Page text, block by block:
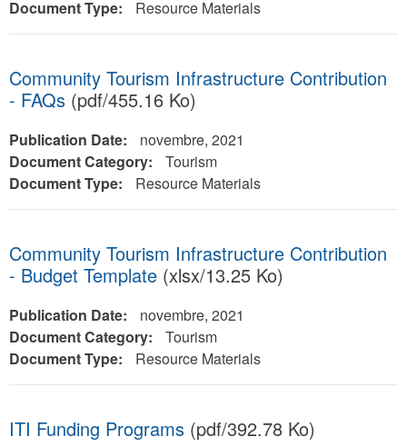
Document Type:
Resource Materials
Community Tourism Infrastructure Contribution
- FAQs (pdf/455.16 Ko)
Publication Date:
novembre, 2021
Document Category:
Tourism
Document Type:
Resource Materials
Community Tourism Infrastructure Contribution
- Budget Template (xlsx/13.25 Ko)
Publication Date:
novembre, 2021
Document Category:
Tourism
Document Type:
Resource Materials
ITI Funding Programs (pdf/392.78 Ko)